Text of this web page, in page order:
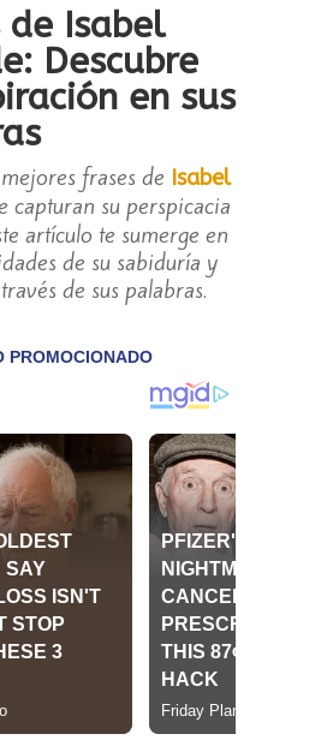
de Isabel
Descubre
en sus
frases de Isabel
capturan su perspicacia
artículo te sumerge en
de su sabiduría y
de sus palabras.